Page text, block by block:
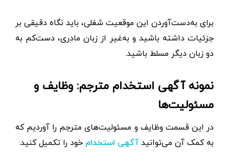
برای به‌دست‌آوردن این موقعیت شغلی، باید نگاه دقیقی بر
جزئیات داشته باشید و به‌غیر از زبان مادری، دست‌کم به
دو زبان دیگر مسلط باشید.
نمونه آگهی استخدام مترجم: وظایف و
مسئولیت‌ها
در این قسمت وظایف و مسئولیت‌های مترجم را آوردیم که
به کمک آن می‌توانید آگهی استخدام خود را تکمیل کنید.